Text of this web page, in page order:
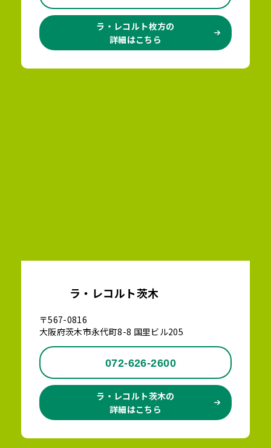
ラ・レコルト枚方の
詳細はこちら
ラ・レコルト茨木
〒567-0816
大阪府茨木市永代町8-8 国里ビル205
072-626-2600
ラ・レコルト茨木の
詳細はこちら